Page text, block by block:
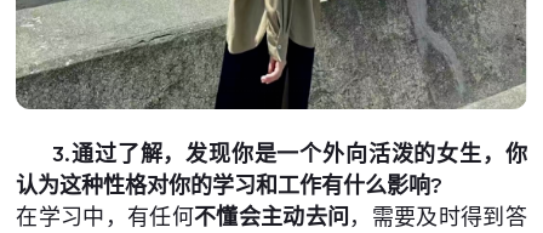
3.通过了解，发现你是一个外向活泼的女生，你
认为这种性格对你的学习和工作有什么影响?
在学习中，有任何不懂会主动去问 ，需要及时得到答